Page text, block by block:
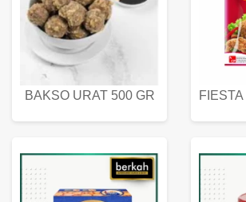
BAKSO URAT 500 GR